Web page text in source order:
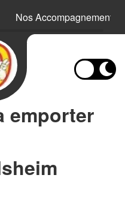
Nos Accompagnements
emporter